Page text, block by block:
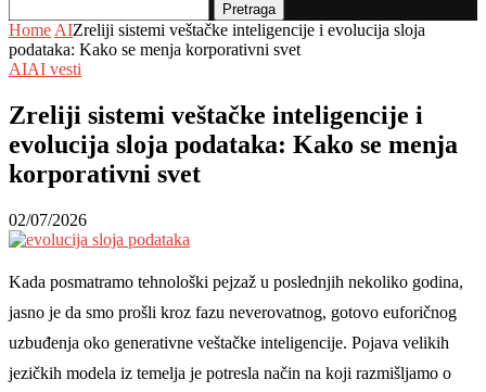
Pretraga
Home AIZreliji sistemi veštačke inteligencije i evolucija sloja
podataka: Kako se menja korporativni svet
AIAI vesti
Zreliji sistemi veštačke inteligencije i
evolucija sloja podataka: Kako se menja
korporativni svet
02/07/2026
Kada posmatramo tehnološki pejzaž u poslednjih nekoliko godina,
jasno je da smo prošli kroz fazu neverovatnog, gotovo euforičnog
uzbuđenja oko generativne veštačke inteligencije. Pojava velikih
jezičkih modela iz temelja je potresla način na koji razmišljamo o